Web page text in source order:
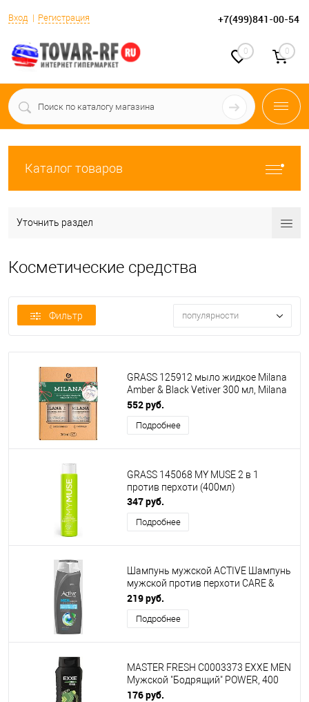
Вход Регистрация +7(499)841-00-54
0 0
Каталог товаров
Уточнить раздел
Косметические средства
Фильтр популярности
GRASS 125912 мыло жидкое Milana
Amber & Black Vetiver 300 мл, Milana
Patchouli & Grapefruit 300 мл
552 руб.
Подробнее
GRASS 145068 MY MUSE 2 в 1
против перхоти (400мл)
347 руб.
Подробнее
Шампунь мужской ACTIVE Шампунь
мужской против перхоти CARE &
BEAUTY. С климбазолом и
ментолом, 350 мл (512102057)
219 руб.
Подробнее
MASTER FRESH С0003373 EXXE MEN
Мужской "Бодрящий" POWER, 400
мл
176 руб.